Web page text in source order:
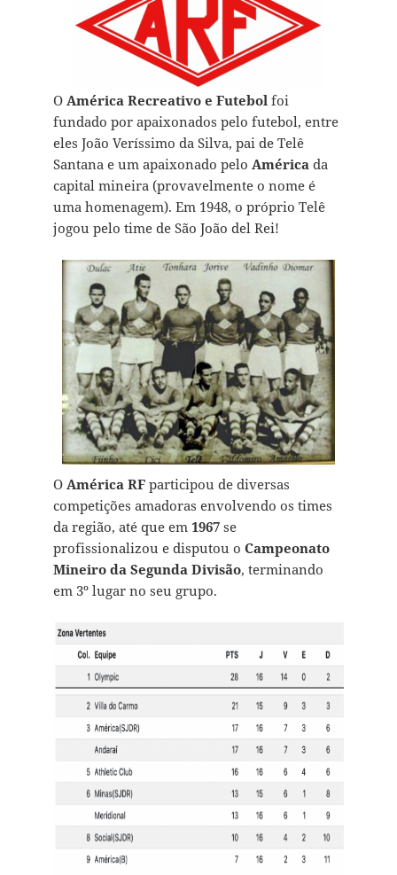
O América Recreativo e Futebol foi
fundado por apaixonados pelo futebol, entre
eles João Veríssimo da Silva, pai de Telê
Santana e um apaixonado pelo América da
capital mineira (provavelmente o nome é
uma homenagem). Em 1948, o próprio Telê
jogou pelo time de São João del Rei!
O América RFparticipou de diversas
competições amadoras envolvendo os times
da região, até que em 1967se
profissionalizou e disputou o Campeonato
Mineiro da Segunda Divisão, terminando
em 3º lugar no seu grupo.